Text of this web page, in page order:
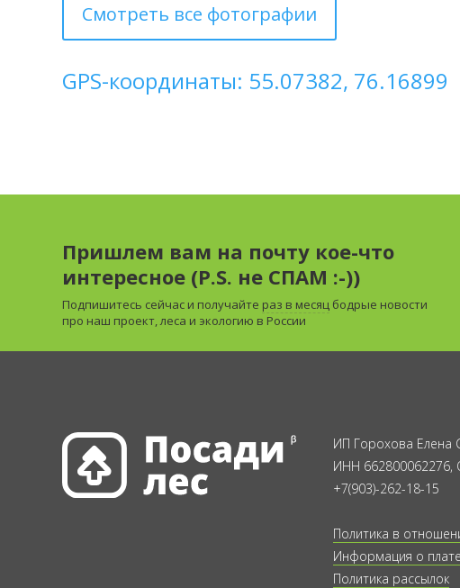
Смотреть все фотографии
GPS-координаты: 55.07382, 76.16899
Пришлем вам на почту кое-что
интересное (P.S. не СПАМ :-))
Подпишитесь сейчас и получайте раз в месяц бодрые новости
про наш проект, леса и экологию в России
ИП Горохова Елена
ИНН 662800062276,
+7(903)-262-18-15
Политика в
Информация о
Политика рассылок